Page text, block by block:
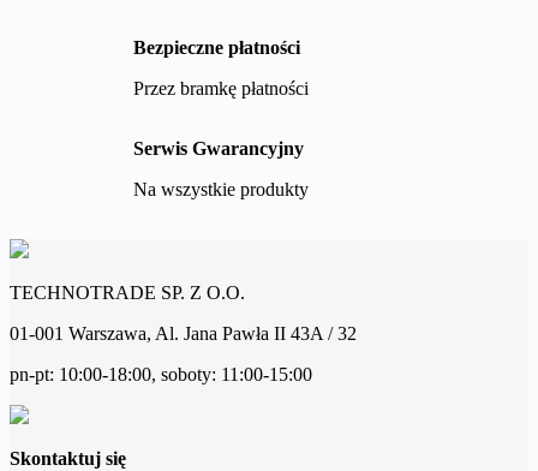
Bezpieczne płatności
Przez bramkę płatności
Serwis Gwarancyjny
Na wszystkie produkty
TECHNOTRADE SP. Z O.O.
01-001 Warszawa, Al. Jana Pawła II 43A / 32
pn-pt: 10:00-18:00, soboty: 11:00-15:00
Skontaktuj się